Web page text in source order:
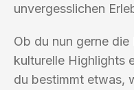
unvergesslichen
Ob du nun gerne
kulturelle Highlights
du bestimmt etwas,